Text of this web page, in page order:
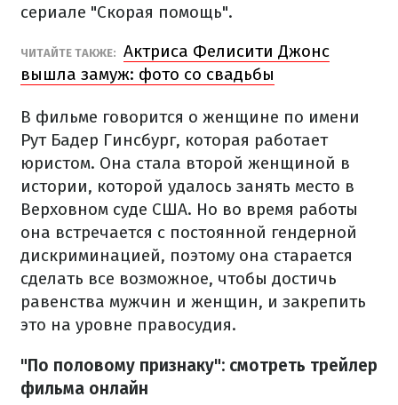
сериале "Скорая помощь".
ЧИТАЙТЕ ТАКЖЕ: Актриса Фелисити Джонс
вышла замуж: фото со свадьбы
В фильме говорится о женщине по имени
Рут Бадер Гинсбург, которая работает
юристом. Она стала второй женщиной в
истории, которой удалось занять место в
Верховном суде США. Но во время работы
она встречается с постоянной гендерной
дискриминацией, поэтому она старается
сделать все возможное, чтобы достичь
равенства мужчин и женщин, и закрепить
это на уровне правосудия.
"По половому признаку": смотреть трейлер
фильма онлайн